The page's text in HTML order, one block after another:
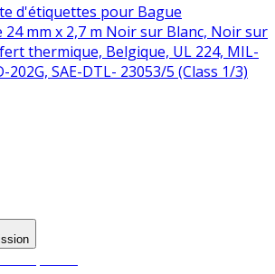
d'étiquettes pour Bague
mm x 2,7 m Noir sur Blanc, Noir sur
thermique, Belgique, UL 224, MIL-
SAE-DTL- 23053/5 (Class 1/3)